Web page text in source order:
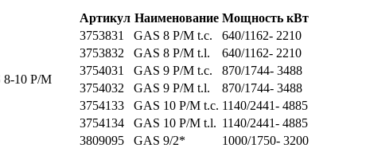
Артикул Наименование Мощность кВт
3753831
GAS 8 P/M t.c.
640/1162- 2210
3753832
GAS 8 P/M t.l.
640/1162- 2210
3754031
GAS 9 P/M t.c.
870/1744- 3488
3754032
GAS 9 P/M t.l.
870/1744- 3488
3754133
GAS 10 P/M t.c. 1140/2441- 4885
3754134
GAS 10 P/M t.l. 1140/2441- 4885
3809095
GAS 9/2* 1000/1750- 3200